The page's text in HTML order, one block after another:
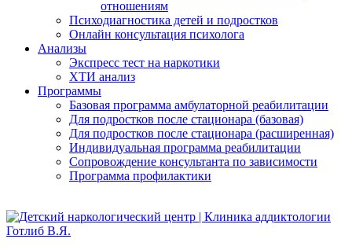
отношениям
Психодиагностика детей и подростков
Онлайн консультация психолога
Анализы
Экспресс тест на наркотики
ХТИ анализ
Программы
Базовая программа амбулаторной реабилитации
Для подростков после стационара (базовая)
Для подростков после стационара (расширенная)
Индивидуальная программа реабилитации
Сопровождение консультанта по зависимости
Программа профилактики